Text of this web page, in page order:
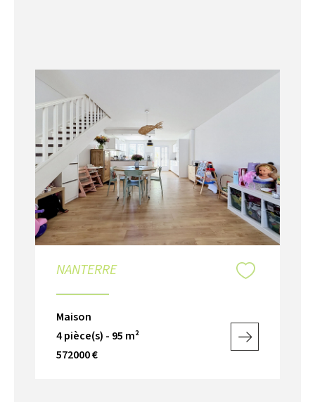
NANTERRE
Maison
4 pièce(s) - 95 m²
572000 €